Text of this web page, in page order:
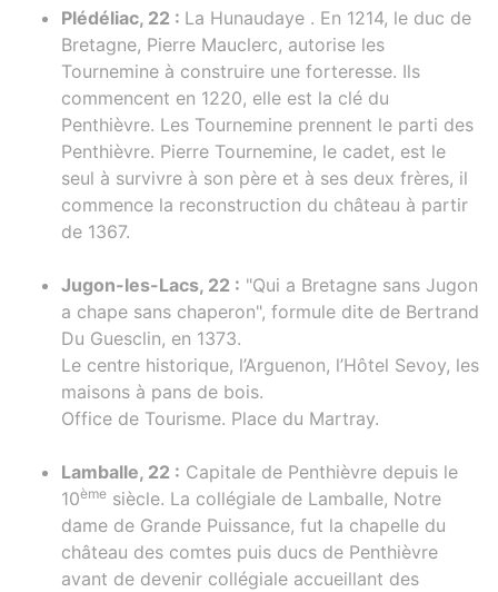
Plédéliac, 22 : La Hunaudaye . En 1214, le duc de
Bretagne, Pierre Mauclerc, autorise les
Tournemine à construire une forteresse. Ils
commencent en 1220, elle est la clé du
Penthièvre. Les Tournemine prennent le parti des
Penthièvre. Pierre Tournemine, le cadet, est le
seul à survivre à son père et à ses deux frères, il
commence la reconstruction du château à partir
de 1367.
Jugon-les-Lacs, 22 : "Qui a Bretagne sans Jugon
a chape sans chaperon", formule dite de Bertrand
Du Guesclin, en 1373.
Le centre historique, l’Arguenon, l’Hôtel Sevoy, les
maisons à pans de bois.
Office de Tourisme. Place du Martray.
Lamballe, 22 : Capitale de Penthièvre depuis le
10ème siècle. La collégiale de Lamballe, Notre
dame de Grande Puissance, fut la chapelle du
château des comtes puis ducs de Penthièvre
avant de devenir collégiale accueillant des